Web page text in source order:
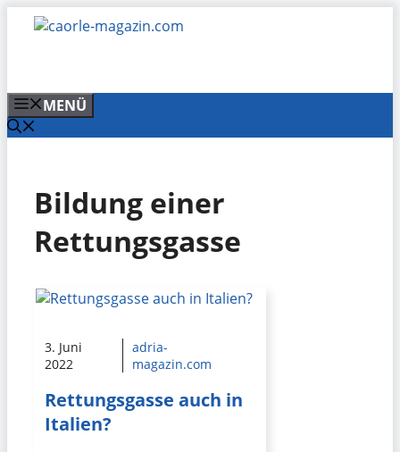
Zum
Inhalt
MENÜ
Bildung einer
Rettungsgasse
3. Juni
2022
adria-
magazin.com
Rettungsgasse auch in
Italien?